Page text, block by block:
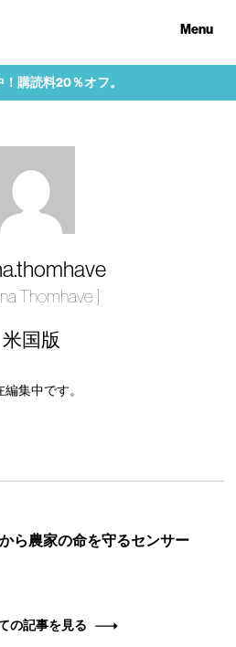
Menu
購読料20％オフ。
Thomhave ]
米国版
編集中です。
ら農家の命を守るセンサー
の記事を見る